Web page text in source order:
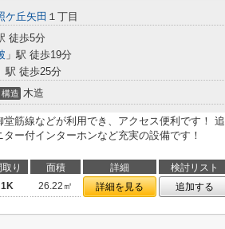
ケ丘矢田 １丁目
徒歩5分
」駅 徒歩19分
駅 徒歩25分
構造 木造
筋線などが利用でき、アクセス便利です！ 追
ー付インターホンなど充実の設備です！
取り 面積 詳細
検討リスト
1K 26.22㎡ 詳細を見る 追加する